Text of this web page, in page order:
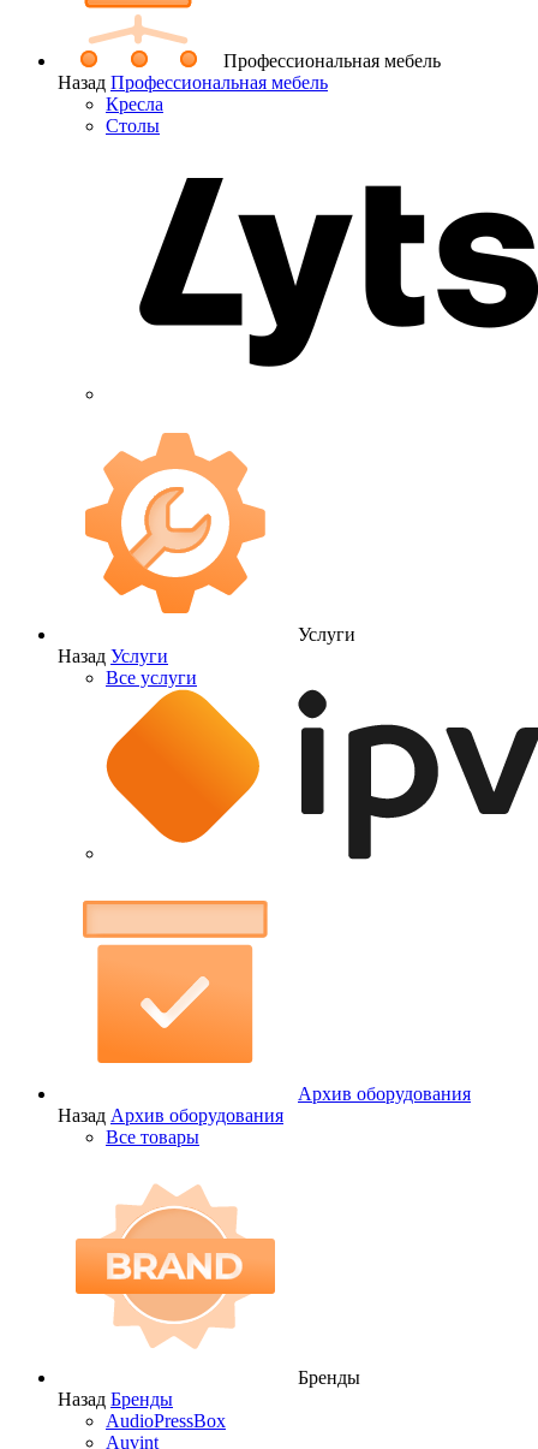
Профессиональная мебель
Назад Профессиональная мебель
Кресла
Столы
Услуги
Назад Услуги
Все услуги
Архив оборудования
Назад Архив оборудования
Все товары
Бренды
Назад Бренды
AudioPressBox
Auvint